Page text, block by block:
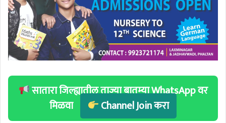
सातारा जिल्ह्यातील ताज्या बातम्या WhatsApp वर
मिळवा
Channel Join करा